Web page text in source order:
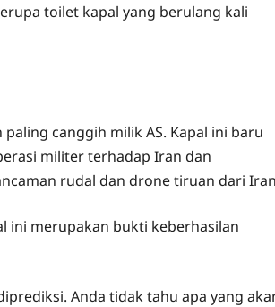
toilet kapal yang berulang kali
canggih milik AS. Kapal ini baru
militer terhadap Iran dan
rudal dan drone tiruan dari
ini merupakan bukti keberhasilan
Anda tidak tahu apa yang